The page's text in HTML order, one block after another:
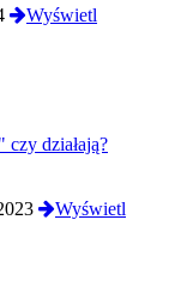
Wyświetl
działają?
Wyświetl